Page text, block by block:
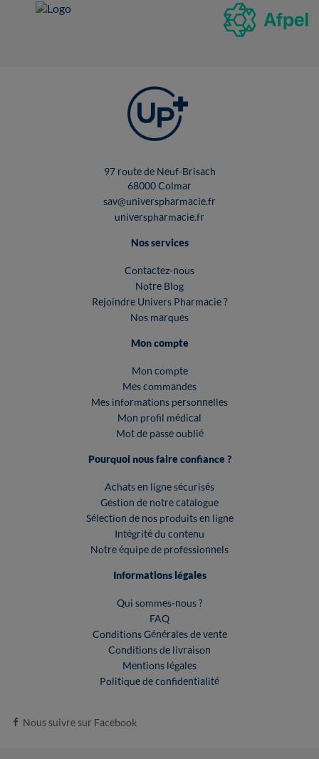
97 route de Neuf-Brisach
68000 Colmar
sav@universpharmacie.fr
universpharmacie.fr
Nos services
Contactez-nous
Notre Blog
Rejoindre Univers Pharmacie ?
Nos marques
Mon compte
Mon compte
Mes commandes
Mes informations personnelles
Mon profil médical
Mot de passe oublié
Pourquoi nous faire confiance ?
Achats en ligne sécurisés
Gestion de notre catalogue
Sélection de nos produits en ligne
Intégrité du contenu
Notre équipe de professionnels
Informations légales
Qui sommes-nous ?
FAQ
Conditions Générales de vente
Conditions de livraison
Mentions légales
Politique de confidentialité
Nous suivre sur Facebook